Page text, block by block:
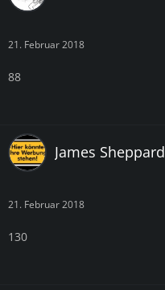
21. Februar 2018
88
James Sheppard
21. Februar 2018
130